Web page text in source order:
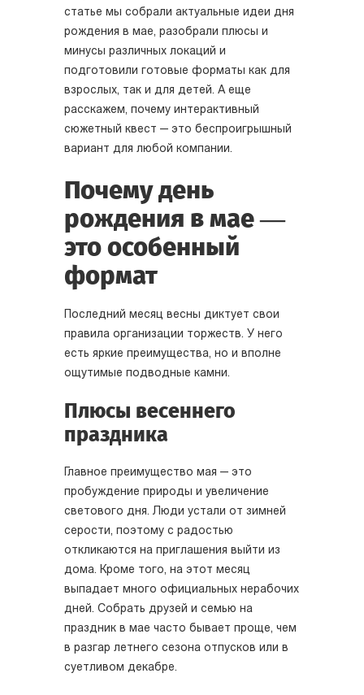
статье мы собрали актуальные идеи дня
рождения в мае, разобрали плюсы и
минусы различных локаций и
подготовили готовые форматы как для
взрослых, так и для детей. А еще
расскажем, почему интерактивный
сюжетный квест — это беспроигрышный
вариант для любой компании.
Почему день
рождения в мае —
это особенный
формат
Последний месяц весны диктует свои
правила организации торжеств. У него
есть яркие преимущества, но и вполне
ощутимые подводные камни.
Плюсы весеннего
праздника
Главное преимущество мая — это
пробуждение природы и увеличение
светового дня. Люди устали от зимней
серости, поэтому с радостью
откликаются на приглашения выйти из
дома. Кроме того, на этот месяц
выпадает много официальных нерабочих
дней. Собрать друзей и семью на
праздник в мае часто бывает проще, чем
в разгар летнего сезона отпусков или в
суетливом декабре.